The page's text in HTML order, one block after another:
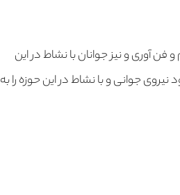
آوری و نیز جوانان با نشاط در این
جوانی و با نشاط در این حوزه را به